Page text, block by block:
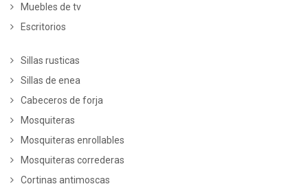
Muebles de tv
Escritorios
Sillas rusticas
Sillas de enea
Cabeceros de forja
Mosquiteras
Mosquiteras enrollables
Mosquiteras correderas
Cortinas antimoscas